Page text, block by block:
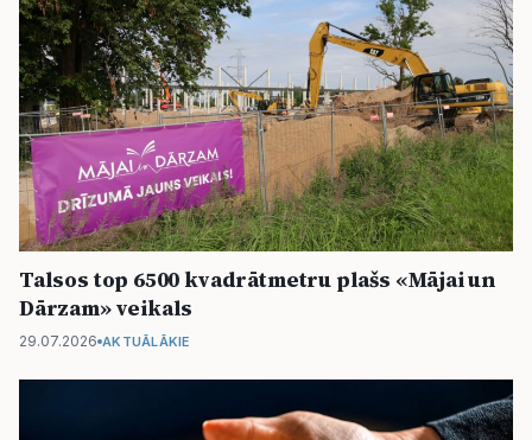
Talsos top 6500 kvadrātmetru plašs «Mājai un
Dārzam» veikals
29.07.2026 AKTUĀLĀKIE